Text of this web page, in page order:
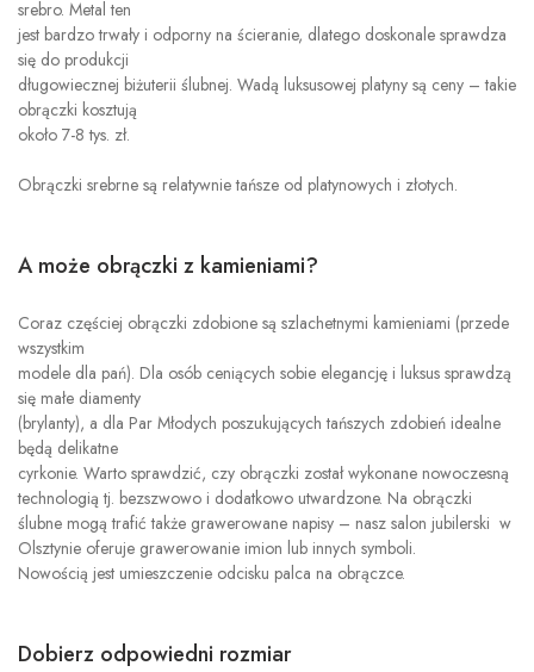
srebro. Metal ten
jest bardzo trwały i odporny na ścieranie, dlatego doskonale sprawdza
się do produkcji
długowiecznej biżuterii ślubnej. Wadą luksusowej platyny są ceny – takie
obrączki kosztują
około 7-8 tys. zł.
Obrączki srebrne są relatywnie tańsze od platynowych i złotych.
A może obrączki z kamieniami?
Coraz częściej obrączki zdobione są szlachetnymi kamieniami (przede
wszystkim
modele dla pań). Dla osób ceniących sobie elegancję i luksus sprawdzą
się małe diamenty
(brylanty), a dla Par Młodych poszukujących tańszych zdobień idealne
będą delikatne
cyrkonie. Warto sprawdzić, czy obrączki został wykonane nowoczesną
technologią tj. bezszwowo i dodatkowo utwardzone. Na obrączki
ślubne mogą trafić także grawerowane napisy – nasz salon jubilerski w
Olsztynie oferuje grawerowanie imion lub innych symboli.
Nowością jest umieszczenie odcisku palca na obrączce.
Dobierz odpowiedni rozmiar